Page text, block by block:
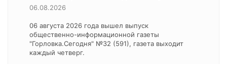
06.08.2026
06 августа 2026 года вышел выпуск
общественно-информационной газеты
"Горловка.Сегодня" №32 (591), газета выходит
каждый четверг.